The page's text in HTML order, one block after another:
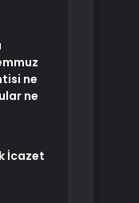
ne
ne
İcazet